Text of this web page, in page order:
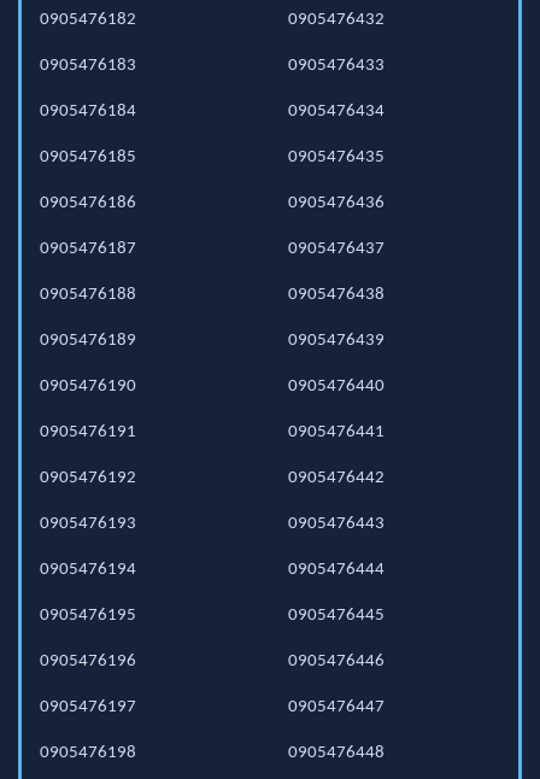
0905476182
0905476183
0905476184
0905476185
0905476186
0905476187
0905476188
0905476189
0905476190
0905476191
0905476192
0905476193
0905476194
0905476195
0905476196
0905476197
0905476198
0905476432
0905476433
0905476434
0905476435
0905476436
0905476437
0905476438
0905476439
0905476440
0905476441
0905476442
0905476443
0905476444
0905476445
0905476446
0905476447
0905476448